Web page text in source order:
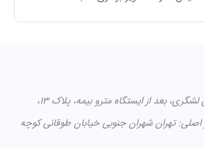
تهران، میدان آزادی، اتوبان لشگری، بعد از ایستگاه مترو بیمه، پلاک ۱۳،
اصلی: تهران شهران جنوبی خیابان طوقانی کوچه